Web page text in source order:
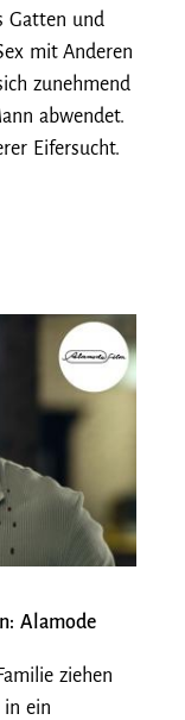
Gatten und
mit Anderen
zunehmend
abwendet.
Eifersucht.
Alamode
ziehen
in ein